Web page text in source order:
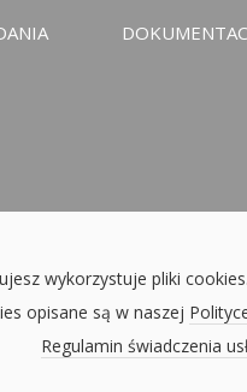
wykorzystuje pliki
opisane są w naszej
Regulamin świadczenia